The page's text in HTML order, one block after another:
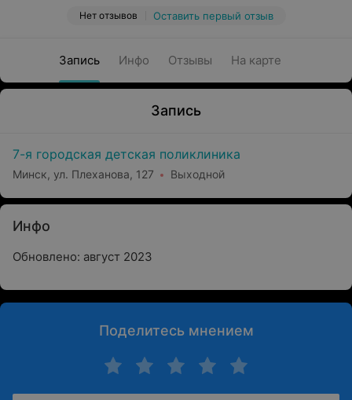
Нет отзывов Оставить первый отзыв
Запись Инфо Отзывы На карте
Запись
7-я городская детская поликлиника
Минск, ул. Плеханова, 127 Выходной
Инфо
Обновлено: август 2023
Поделитесь мнением